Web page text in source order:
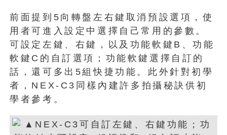
前面提到5向轉盤左右鍵取消預設選項，使
用者可進入設定中選擇自己常用的參數。
可設定左鍵、右鍵，以及功能軟鍵B、功能
軟鍵C的自訂選項；功能軟鍵選擇自訂的
話，還可多出5組快捷功能。此外針對初學
者，NEX-C3同樣內建許多拍攝秘訣供初
學者參考。